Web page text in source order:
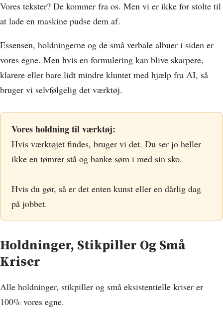
Vores tekster? De kommer fra os. Men vi er ikke for stolte til
at lade en maskine pudse dem af.
Essensen, holdningerne og de små verbale albuer i siden er
vores egne. Men hvis en formulering kan blive skarpere,
klarere eller bare lidt mindre kluntet med hjælp fra AI, så
bruger vi selvfølgelig det værktøj.
Vores holdning til værktøj:
Hvis værktøjet findes, bruger vi det. Du ser jo heller
ikke en tømrer stå og banke søm i med sin sko.
Hvis du gør, så er det enten kunst eller en dårlig dag
på jobbet.
Holdninger, Stikpiller Og Små
Kriser
Alle holdninger, stikpiller og små eksistentielle kriser er
100% vores egne.